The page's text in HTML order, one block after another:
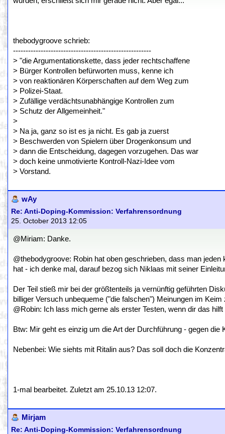
thebodygroove schrieb:
-------------------------------------------------------
> "die Argumentationskette, dass jeder rechtschaffene
> Bürger Kontrollen befürworten muss, kenne ich
> von reaktionären Körperschaften auf dem Weg zum
> Polizei-Staat.
> Zufällige verdächtsunabhängige Kontrollen zum
> Schutz der Allgemeinheit."
>
> Na ja, ganz so ist es ja nicht. Es gab ja zuerst
> Beschwerden von Spielern über Drogenkonsum und
> dann die Entscheidung, dagegen vorzugehen. Das war
> doch keine unmotivierte Kontroll-Nazi-Idee vom
> Vorstand.
wAy
Re: Anti-Doping-Kommission: Verfahrensordnung
25. October 2013 12:05
@Miriam: Danke.
@thebodygroove: Robin hat oben geschrieben, dass man
hat - ich denke mal, darauf bezog sich Niklaas mit seiner
Der Teil stieß mir bei der größtenteils ja vernünftig geführten
billiger Versuch unbequeme ("die falschen") Meinungen im
@Robin: Ich lass mich gerne als erster Testen, wenn dir das
Btw: Mir geht es einzig um die Art der Durchführung - gegen die
Nebenbei: Wie siehts mit Ritalin aus? Das soll doch die
1-mal bearbeitet. Zuletzt am 25.10.13 12:07.
Mirjam
Re: Anti-Doping-Kommission: Verfahrensordnung